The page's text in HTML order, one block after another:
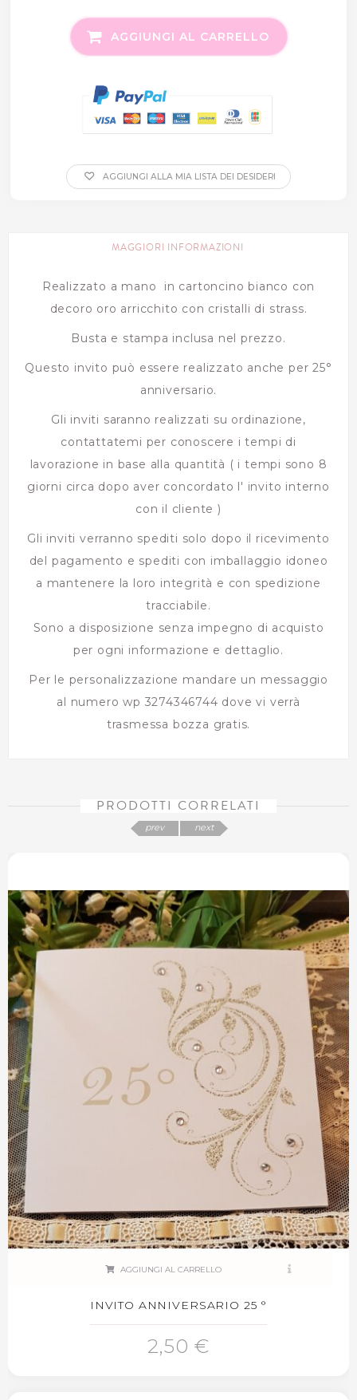
AGGIUNGI AL CARRELLO
AGGIUNGI ALLA MIA LISTA DEI DESIDERI
MAGGIORI INFORMAZIONI
Realizzato a mano in cartoncino bianco con
decoro oro arricchito con cristalli di strass.
Busta e stampa inclusa nel prezzo.
Questo invito può essere realizzato anche per 25°
anniversario.
Gli inviti saranno realizzati su ordinazione,
contattatemi per conoscere i tempi di
lavorazione in base alla quantità ( i tempi sono 8
giorni circa dopo aver concordato l' invito interno
con il cliente )
Gli inviti verranno spediti solo dopo il ricevimento
del pagamento e spediti con imballaggio idoneo
a mantenere la loro integrità e con spedizione
tracciabile.
Sono a disposizione senza impegno di acquisto
per ogni informazione e dettaglio.
Per le personalizzazione mandare un messaggio
al numero wp 3274346744 dove vi verrà
trasmessa bozza gratis.
PRODOTTI CORRELATI
prev next
AGGIUNGI AL CARRELLO
INVITO ANNIVERSARIO 25 °
2,50 €